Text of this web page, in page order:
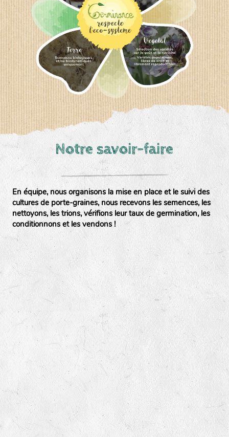
Notre savoir-faire
En équipe, nous organisons la mise en place et le suivi des
cultures de porte-graines, nous recevons les semences, les
nettoyons, les trions, vérifions leur taux de germination, les
conditionnons et les vendons !
ATELIER 1